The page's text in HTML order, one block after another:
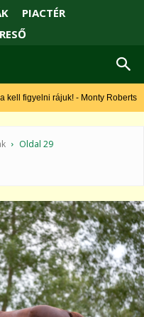
PIACTÉR
rájuk! - Monty Roberts
Oldal 29